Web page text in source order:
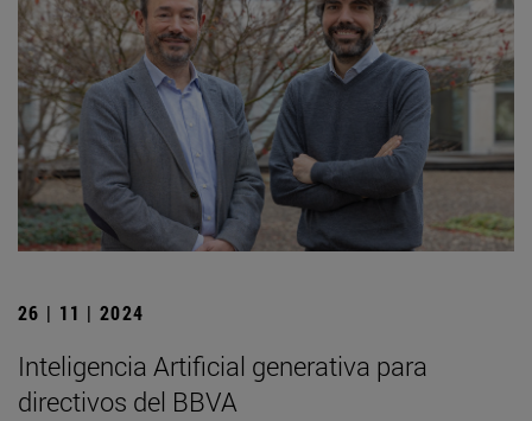
26 | 11 | 2024
Inteligencia Artificial generativa para
directivos del BBVA